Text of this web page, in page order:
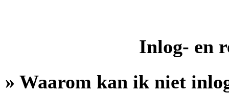
Inlog- en
» Waarom kan ik niet